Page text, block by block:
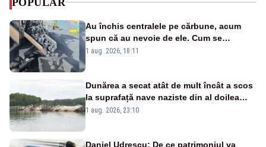
Au închis centralele pe cărbune, acum
spun că au nevoie de ele. Cum se
pasează vina în plină criză energetică
1 aug. 2026, 18:11
Dunărea a secat atât de mult încât a scos
la suprafață nave naziste din al doilea
război mondial
1 aug. 2026, 23:10
Daniel Udrescu: De ce patrimoniul va